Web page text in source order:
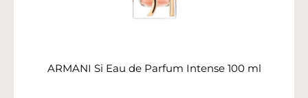
ARMANI Si Eau de Parfum Intense 100 ml